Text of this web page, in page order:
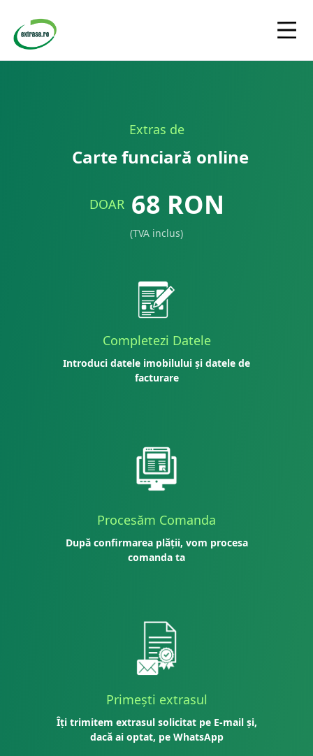
Extras de
Carte funciară online
DOAR 68 RON
(TVA inclus)
Completezi Datele
Introduci datele imobilului și datele de
facturare
Procesăm Comanda
După confirmarea plății, vom procesa
comanda ta
Primești extrasul
Îți trimitem extrasul solicitat pe E-mail și,
dacă ai optat, pe WhatsApp